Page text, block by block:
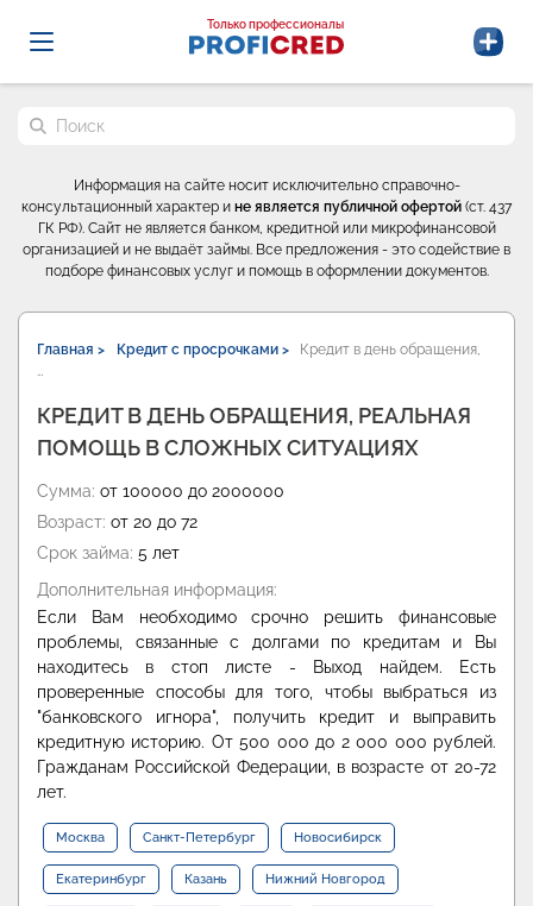
Probrokery - Только профессионалы
Только профессионалы
Поиск по сайту
Информация на сайте носит исключительно справочно-
консультационный характер и не является публичной офертой (ст. 437
ГК РФ). Сайт не является банком, кредитной или микрофинансовой
организацией и не выдаёт займы. Все предложения - это содействие в
подборе финансовых услуг и помощь в оформлении документов.
Главная > Кредит с просрочками >
Кредит в день обращения,
…
КРЕДИТ В ДЕНЬ ОБРАЩЕНИЯ, РЕАЛЬНАЯ
ПОМОЩЬ В СЛОЖНЫХ СИТУАЦИЯХ
Сумма: от 100000 до 2000000
Возраст: от 20 до 72
Срок займа: 5 лет
Дополнительная информация:
Если Вам необходимо срочно решить финансовые
проблемы, связанные с долгами по кредитам и Вы
находитесь в стоп листе - Выход найдем. Есть
проверенные способы для того, чтобы выбраться из
"банковского игнора", получить кредит и выправить
кредитную историю. От 500 000 до 2 000 000 рублей.
Гражданам Российской Федерации, в возрасте от 20-72
лет.
Москва Санкт-Петербург Новосибирск
Екатеринбург Казань Нижний Новгород